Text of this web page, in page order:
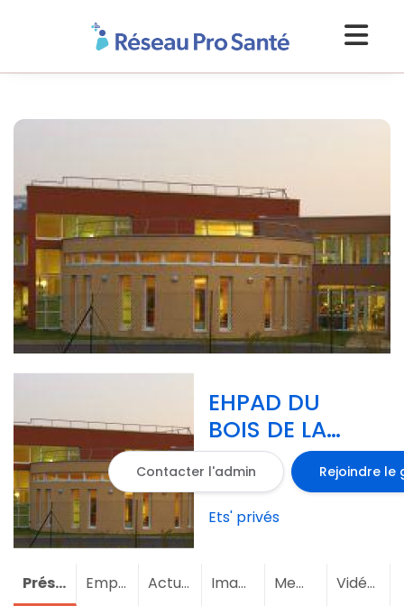
EHPAD DU
BOIS DE LA
ROCHE
Contacter l'admin Rejoindre le
Ets' privés
Présentation Emploi Actualités Images Membres (2)Vidéos